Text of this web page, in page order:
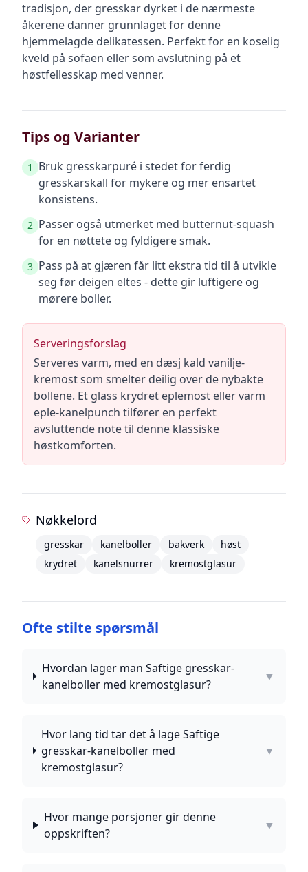
tradisjon, der gresskar dyrket i de nærmeste
åkerene danner grunnlaget for denne
hjemmelagde delikatessen. Perfekt for en koselig
kveld på sofaen eller som avslutning på et
høstfellesskap med venner.
Tips og Varianter
1
Bruk gresskarpuré i stedet for ferdig
gresskarskall for mykere og mer ensartet
konsistens.
2 Passer også utmerket med butternut-squash
for en nøttete og fyldigere smak.
3 Pass på at gjæren får litt ekstra tid til å utvikle
seg før deigen eltes - dette gir luftigere og
mørere boller.
Serveringsforslag
Serveres varm, med en dæsj kald vanilje-
kremost som smelter deilig over de nybakte
bollene. Et glass krydret eplemost eller varm
eple-kanelpunch tilfører en perfekt
avsluttende note til denne klassiske
høstkomforten.
Nøkkelord
gresskar kanelboller bakverk
høst
krydret
kanelsnurrer kremostglasur
Ofte stilte spørsmål
Hvordan lager man Saftige gresskar-
kanelboller med kremostglasur?
▼
Hvor lang tid tar det å lage Saftige
gresskar-kanelboller med
kremostglasur?
▼
Hvor mange porsjoner gir denne
oppskriften?
▼